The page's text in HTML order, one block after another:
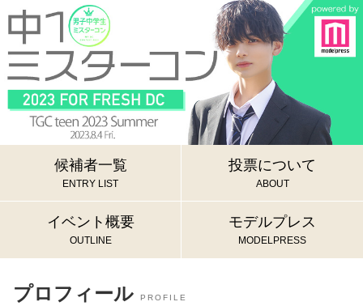
候補者一覧
ENTRY LIST
投票について
ABOUT
イベント概要
OUTLINE
モデルプレス
MODELPRESS
プロフィール PROFILE